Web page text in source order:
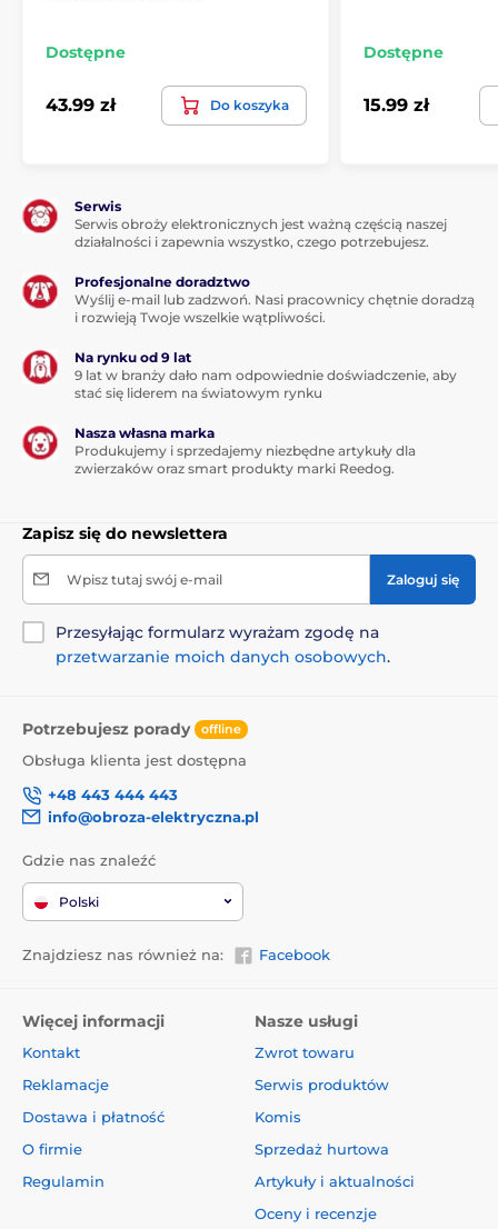
Dostępne
43.99 zł Do koszyka
Dostępne
15.99 zł
Serwis
Serwis obroży elektronicznych jest ważną częścią naszej
działalności i zapewnia wszystko, czego potrzebujesz.
Profesjonalne doradztwo
Wyślij e-mail lub zadzwoń. Nasi pracownicy chętnie doradzą
i rozwieją Twoje wszelkie wątpliwości.
Na rynku od 9 lat
9 lat w branży dało nam odpowiednie doświadczenie, aby
stać się liderem na światowym rynku
Nasza własna marka
Produkujemy i sprzedajemy niezbędne artykuły dla
zwierzaków oraz smart produkty marki Reedog.
Zapisz się do newslettera
Wpisz tutaj swój e-mail Zaloguj się
Przesyłając formularz wyrażam zgodę na
przetwarzanie moich danych osobowych.
Potrzebujesz porady offline
Obsługa klienta jest dostępna
+48 443 444 443
info@obroza-elektryczna.pl
Gdzie nas znaleźć
Polski
Znajdziesz nas również na: Facebook
Więcej informacji
Kontakt
Reklamacje
Dostawa i płatność
O firmie
Regulamin
Nasze usługi
Zwrot towaru
Serwis produktów
Komis
Sprzedaż hurtowa
Artykuły i aktualności
Oceny i recenzje